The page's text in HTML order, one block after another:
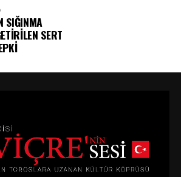
SIĞINMA
SERT